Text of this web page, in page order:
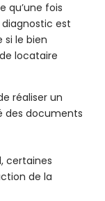
qu’une fois
est
le bien
locataire
réaliser un
des documents
certaines
de la